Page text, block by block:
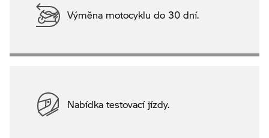
Výměna motocyklu do 30 dní.
Nabídka testovací jízdy.